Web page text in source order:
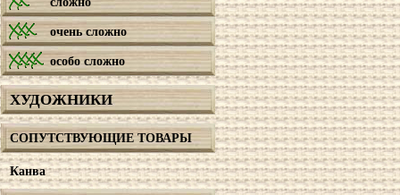
очень сложно
особо сложно
ХУДОЖНИКИ
СОПУТСТВУЮЩИЕ ТОВАРЫ
Канва